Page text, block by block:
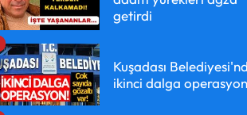
getirdi
Kuşadası
ikinci dalga